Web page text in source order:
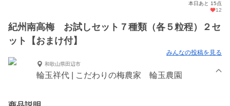
本日あと 15点
12
紀州南高梅 お試しセット７種類（各５粒程）２セ
ット【おまけ付】
みんなの投稿を見る
和歌山県田辺市
輪玉祥代 | こだわりの梅農家 輪玉農園